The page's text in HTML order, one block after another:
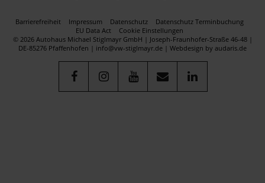
Barrierefreiheit Impressum Datenschutz
Datenschutz Terminbuchung
EU Data Act
Cookie Einstellungen
© 2026 Autohaus Michael Stiglmayr GmbH | Joseph-Fraunhofer-Straße 46-48 |
DE-85276 Pfaffenhofen | info@vw-stiglmayr.de | Webdesign by audaris.de